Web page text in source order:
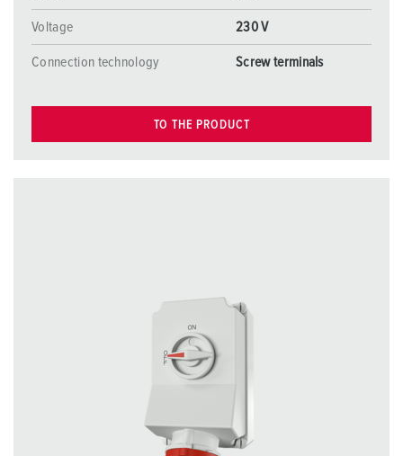
Voltage 230 V
Connection technology Screw terminals
TO THE PRODUCT